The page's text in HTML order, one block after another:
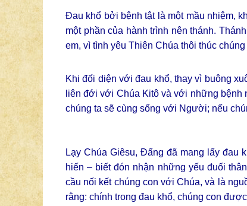
Đau khổ bởi bệnh tật là một mầu nhiệm,
một phần của hành trình nên thánh.
em, vì tình yêu Thiên Chúa thôi thúc chúng
Khi đối diện với đau khổ, thay vì buông
liên đới với Chúa Kitô và với những bệnh
chúng ta sẽ cùng sống với Người; nếu
Lạy Chúa Giêsu, Đấng đã mang lấy đau
hiến – biết đón nhận những yếu đuối
cầu nối kết chúng con với Chúa, và là
rằng: chính trong đau khổ, chúng con